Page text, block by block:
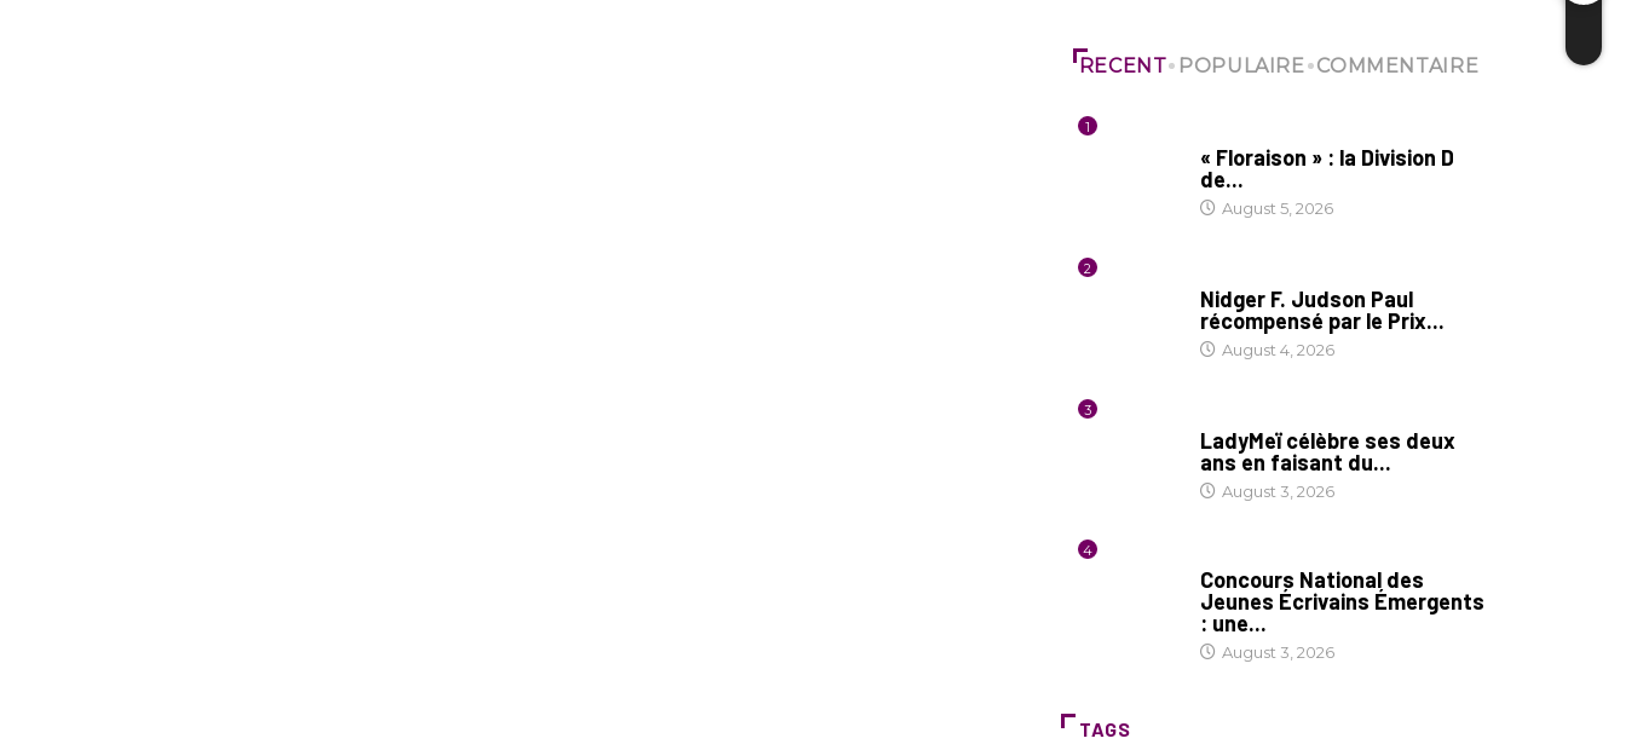
RECENT POPULAIRE COMMENTAIRE
1
« Floraison » : la Division D
de...
August 5, 2026
2
Nidger F. Judson Paul
récompensé par le Prix...
August 4, 2026
3
LadyMeï célèbre ses deux
ans en faisant du...
August 3, 2026
4
Concours National des
Jeunes Écrivains Émergents
: une...
August 3, 2026
TAGS